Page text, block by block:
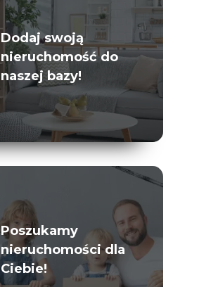
Dodaj swoją
nieruchomość do
naszej bazy!
Poszukamy
nieruchomości dla
Ciebie!